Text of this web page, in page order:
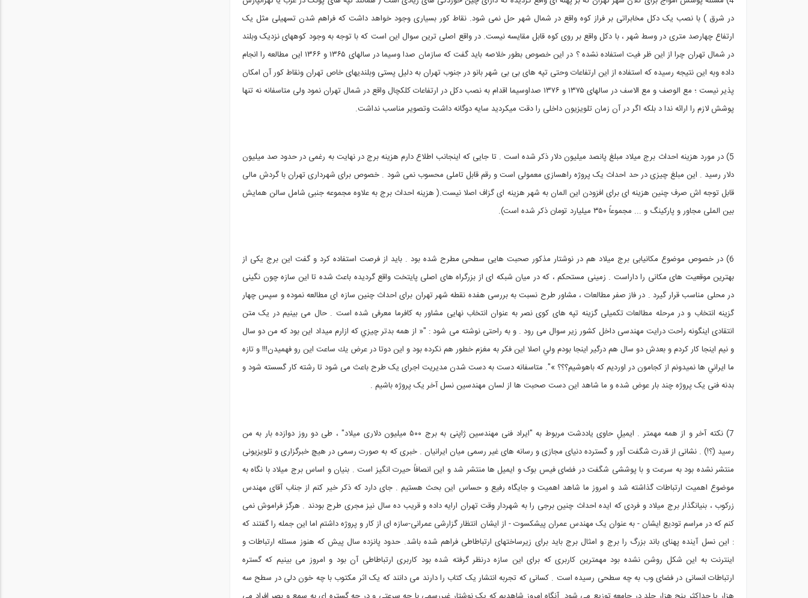
در شرق ) با نصب یک دکل مخابراتی بر فراز کوه واقع در شمال شهر حل نمی شود. نقاط کور بسیاری وجود خواهد داشت که فراهم شدن تسهیلی مثل یک
ارتفاع چهارصد متری در وسط شهر ، با دکل واقع بر روی کوه قابل مقایسه نیست. در واقع اصلی ترین سوال این است که با توجه به وجود کوههای نزدیک وبلند
در شمال تهران چرا از این ظر فیت استفاده نشده ؟ در این خصوص بطور خلاصه باید گفت که سازمان صدا وسیما در سالهای ۱۳۶۵ و ۱۳۶۶ این مطالعه را انجام
داده وبه این نتیجه رسیده که استفاده از این ارتفاعات وحتی تپه های بی بی شهر بانو در جنوب تهران به دلیل پستی وبلندیهای خاص تهران ونقاط کور آن امکان
پذیر نیست ؛ مع الوصف و مع الاسف در سالهای ۱۳۷۵ و ۱۳۷۶ صداوسیما اقدام به نصب دکل در ارتفاعات کلکچال واقع در شمال تهران نمود ولی متاسفانه نه تنها
پوشش لازم را ارائه ندا د بلکه اگر در آن زمان تلویزیون داخلی را دقت میکردید سایه دوگانه داشت وتصویر مناسب نداشت.
5) در مورد هزینه احداث برج میلاد مبلغ پانصد میلیون دلار ذکر شده است . تا جایی که اینجانب اطلاع دارم هزینه برج در نهایت به رغمی در حدود صد میلیون
دلار رسید . این مبلغ چیزی در حد احداث یک پروژه راهسازی معمولی است و رقم قابل تاملی محسوب نمی شود . خصوص برای شهرداری تهران با گردش مالی
قابل توجه اش صرف چنین هزینه ای برای افزودن این المان به شهر هزینه ای گزاف اصلا نیست.( هزینه احداث برج به علاوه مجموعه جنبی شامل سالن همایش
بین الملی مجاور و پارکینگ و ... مجموعاً ۳۵۰ میلیارد تومان ذکر شده است).
6) در خصوص موضوع مکانیابی برج میلاد هم در نوشتار مذکور صحبت هایی سطحی مطرح شده بود . باید از فرصت استفاده کرد و گفت این برج یکی از
بهترین موقعیت های مکانی را داراست . زمینی مستحکم ، که در میان شبکه ای از بزرگراه های اصلی پایتخت واقع گردیده باعث شده تا این سازه چون نگینی
در محلی مناسب قرار گیرد . در فاز صفر مطالعات ، مشاور طرح نسبت به بررسی هفده نقطه شهر تهران برای احداث چنین سازه ای مطالعه نموده و سپس چهار
گزینه انتخاب و در مرحله مطالعات تکمیلی گزینه تپه های کوی نصر به عنوان انتخاب نهایی مشاور به کافرما معرفی شده است . حال می بینیم در یک متن
انتقادی اینگونه راحت درایت مهندسی داخل کشور زیر سوال می رود . و به راحتی نوشته می شود : "« از همه بدتر چيزي كه ازارم ميداد اين بود كه من دو سال
و نيم اينجا كار كردم و بعدش دو سال هم درگير اينجا بودم ولي اصلا اين فكر به مغزم خطور هم نكرده بود و اين دوتا در عرض يك ساعت اين رو فهميدن!!! و تازه
ما ايراني ها نميدونم از كجامون در اورديم كه باهوشيم؟؟؟ »". متاسفانه دست به دست شدن مدیریت اجرای یک طرح باعث می شود تا رشته کار گسسته شود و
بدنه فنی یک پروژه چند بار عوض شده و ما شاهد این دست صحبت ها از لسان مهندسین نسل آخر یک پروژه باشیم .
7) نکته آخر و از همه مهمتر . ایمیلِ حاوی یاددشت مربوط به "ایراد فنی مهندسین ژاپنی به برج ۵۰۰ میلیون دلاری میلاد" ، طی دو روز دوازده بار به من
رسید (؟!) . نشانی از قدرت شگفت آور و گسترده دنیای مجازی و رسانه های غیر رسمی میان ایرانیان . خبری که به صورت رسمی در هیچ خبرگزاری و تلویزیونی
منتشر نشده بود به سرعت و با پوششی شگفت در فضای فیس بوک و ایمیل ها منتشر شد و این انصافاً حیرت انگیز است . بنیان و اساس برج میلاد با نگاه به
موضوع اهمیت ارتباطات گذاشته شد و امروز ما شاهد اهمیت و جایگاه رفیع و حساس این بحث هستیم . جای دارد که ذکر خیر کنم از جناب آقای مهندس
زرکوب ، بنیانگذار برج میلاد و فردی که ایده احداث چنین برجی را به شهردار وقت تهران ارایه داده و قریب ده سال نیز مجری طرح بودند . هرگز فراموش نمی
کنم که در مراسم تودیع ایشان - به عنوان یک مهندس عمران پیشکسوت - از ایشان انتظار گزارشی عمرانی-سازه ای از کار و پروژه داشتم اما این جمله را گفتند که
: این نسل آینده پهنای باند بزرگ را برج و امثال برج باید برای زیرساختهای ارتباطاطی فراهم شده باشد. حدود پانزده سال پیش که هنوز مسئله ارتباطات و
اینترنت به این شکل روشن نشده بود مهمترین کاربری که برای این سازه درنظر گرفته شده بود کاربری ارتباطاطی آن بود و امروز می بینیم که گستره
ارتباطات انسانی در فضای وب به چه سطحی رسیده است . کسانی که تجربه انتشار یک کتاب را دارند می دانند که یک اثر مکتوب با چه خون دلی در سطح سه